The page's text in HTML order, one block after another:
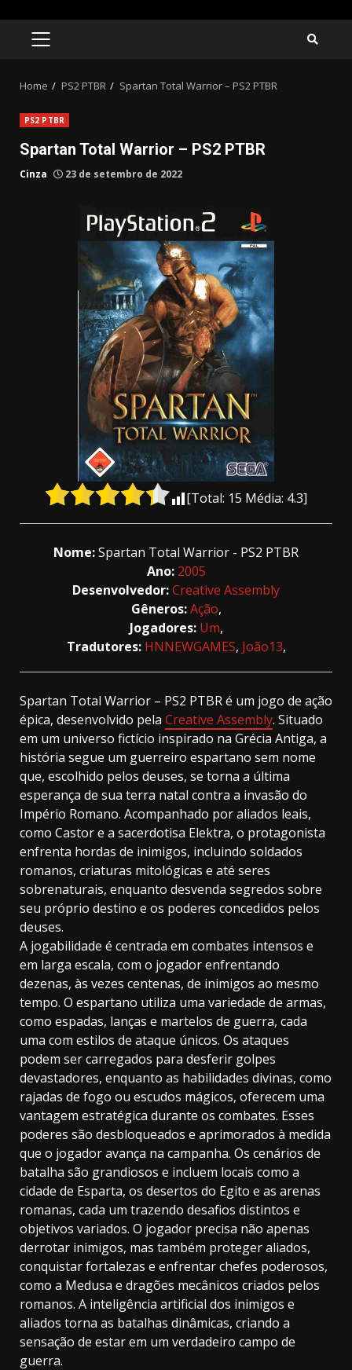
PRIMARY
Home PS2 PTBR Spartan Total Warrior – PS2 PTBR
PS2 PTBR
Spartan Total Warrior – PS2 PTBR
Cinza 23 de setembro de 2022
[Total: 15 Média: 4.3]
Nome:Spartan Total Warrior - PS2 PTBR
Ano: 2005
Desenvolvedor:Creative Assembly
Gêneros:Ação,
Jogadores: Um,
Tradutores: HNNEWGAMES, João13,
Spartan Total Warrior – PS2 PTBR é um jogo de ação
épica, desenvolvido pela Creative Assembly. Situado
em um universo fictício inspirado na Grécia Antiga, a
história segue um guerreiro espartano sem nome
que, escolhido pelos deuses, se torna a última
esperança de sua terra natal contra a invasão do
Império Romano. Acompanhado por aliados leais,
como Castor e a sacerdotisa Elektra, o protagonista
enfrenta hordas de inimigos, incluindo soldados
romanos, criaturas mitológicas e até seres
sobrenaturais, enquanto desvenda segredos sobre
seu próprio destino e os poderes concedidos pelos
deuses.
A jogabilidade é centrada em combates intensos e
em larga escala, com o jogador enfrentando
dezenas, às vezes centenas, de inimigos ao mesmo
tempo. O espartano utiliza uma variedade de armas,
como espadas, lanças e martelos de guerra, cada
uma com estilos de ataque únicos. Os ataques
podem ser carregados para desferir golpes
devastadores, enquanto as habilidades divinas, como
rajadas de fogo ou escudos mágicos, oferecem uma
vantagem estratégica durante os combates. Esses
poderes são desbloqueados e aprimorados à medida
que o jogador avança na campanha. Os cenários de
batalha são grandiosos e incluem locais como a
cidade de Esparta, os desertos do Egito e as arenas
romanas, cada um trazendo desafios distintos e
objetivos variados. O jogador precisa não apenas
derrotar inimigos, mas também proteger aliados,
conquistar fortalezas e enfrentar chefes poderosos,
como a Medusa e dragões mecânicos criados pelos
romanos. A inteligência artificial dos inimigos e
aliados torna as batalhas dinâmicas, criando a
sensação de estar em um verdadeiro campo de
guerra.